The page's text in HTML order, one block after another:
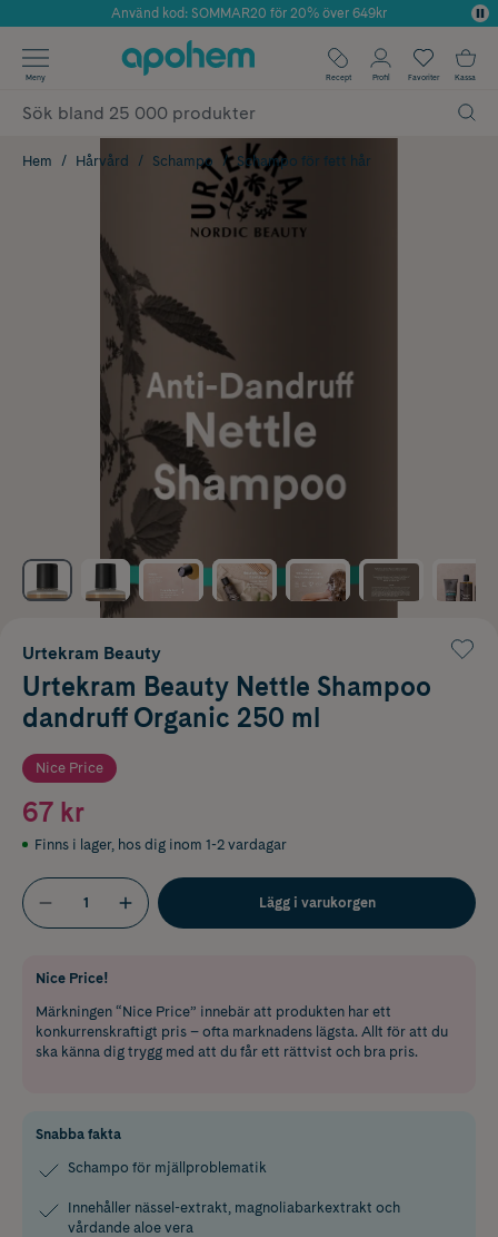
Årets Butik 2025 inom Skönhet
Använd kod: SOMMAR20 för 20% över 649kr
✓ Fri frakt
✓ Poäng på alla köp*
Meny Recept Profil Favoriter Kassa
Hem Hårvård Schampo Schampo för fett hår
Urtekram Beauty
Urtekram Beauty Nettle Shampoo
dandruff Organic 250 ml
Nice Price
67 kr
Finns i lager, hos dig inom 1-2 vardagar
Lägg i varukorgen
Nice Price!
Märkningen “Nice Price” innebär att produkten har ett
konkurrenskraftigt pris – ofta marknadens lägsta. Allt för att du
ska känna dig trygg med att du får ett rättvist och bra pris.
Snabba fakta
Schampo för mjällproblematik
Innehåller nässel-extrakt, magnoliabarkextrakt och
vårdande aloe vera